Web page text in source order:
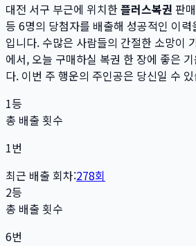
대전 서구 부근에 위치한플러스복권 판
등 6명의 당첨자를 배출해 성공적인 이
입니다. 수많은 사람들의 간절한 소망이
에서, 오늘 구매하실 복권 한 장에 좋은
다. 이번 주 행운의 주인공은 당신일 수
1등
총 배출 횟수
1번
최근 배출 회차:278회
2등
총 배출 횟수
6번